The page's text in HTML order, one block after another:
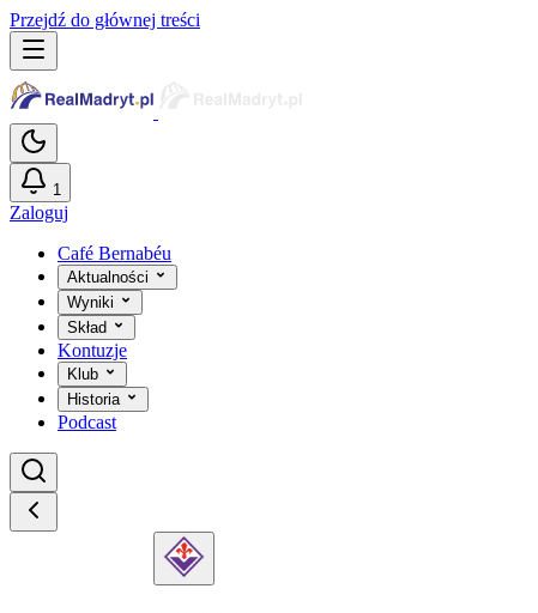
Przejdź do głównej treści
1
Zaloguj
Café Bernabéu
Aktualności
Wyniki
Skład
Kontuzje
Klub
Historia
Podcast